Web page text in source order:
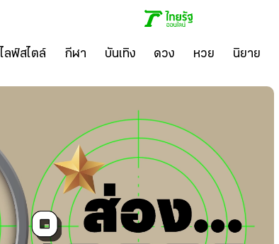
ไลฟ์สไตล์ กีฬา บันเทิง ดวง หวย นิยาย